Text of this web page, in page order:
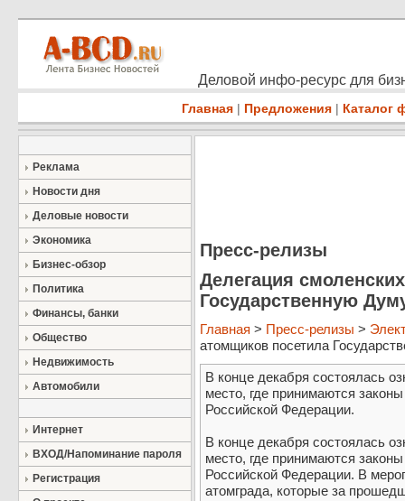
Деловой инфо-ресурс для
Главная | Предложения | Каталог
Реклама
Новости дня
Деловые новости
Экономика
Бизнес-обзор
Политика
Финансы, банки
Общество
Недвижимость
Автомобили
Интернет
ВХОД/Напоминание пароля
Регистрация
Пресс-релизы
Делегация
Государственную
Главная > Пресс-релизы >
атомщиков посетила
В конце декабря состоялась
место, где принимаются
Российской Федерации.
В конце декабря состоялась
место, где принимаются
Российской Федерации. В
атомграда, которые за